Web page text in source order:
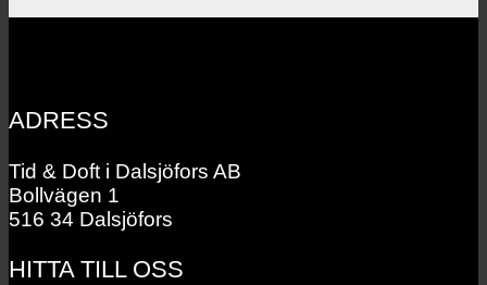
ADRESS
Tid & Doft i Dalsjöfors AB
Bollvägen 1
516 34 Dalsjöfors
HITTA TILL OSS